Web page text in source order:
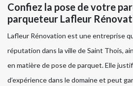
Confiez la pose de votre
parqueteur Lafleur
Lafleur Rénovation est une entreprise
réputation dans la ville de Saint Thois,
en matière de pose de parquet. Elle
d’expérience dans le domaine et peut